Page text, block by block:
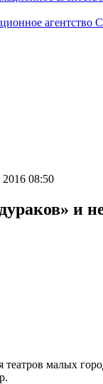
агентство
08:50
и
театров малых